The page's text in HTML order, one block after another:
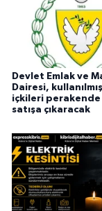
Devlet Emlak ve
Dairesi,
içkileri perakende
satışa çıkaracak